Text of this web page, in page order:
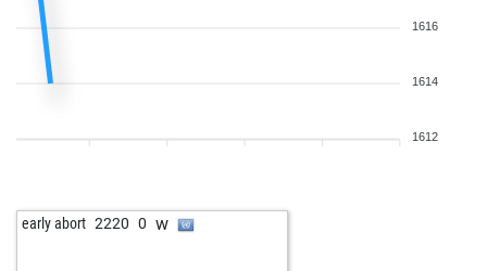
1616
1614
1612
early abort 2220 0 w